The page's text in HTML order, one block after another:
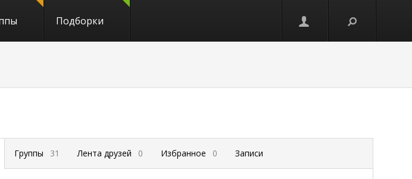
Подборки
Группы 31 Лента друзей 0 Избранное 0 Записи